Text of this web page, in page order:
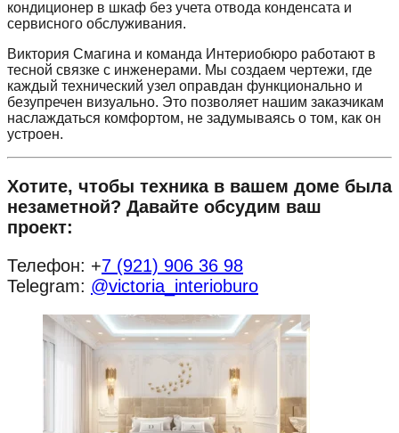
кондиционер в шкаф без учета отвода конденсата и
сервисного обслуживания.
Виктория Смагина и команда Интериобюро работают в
тесной связке с инженерами. Мы создаем чертежи, где
каждый технический узел оправдан функционально и
безупречен визуально. Это позволяет нашим заказчикам
наслаждаться комфортом, не задумываясь о том, как он
устроен.
Хотите, чтобы техника в вашем доме была
незаметной? Давайте обсудим ваш
проект:
Телефон: +7 (921) 906 36 98
Telegram: @victoria_interioburo